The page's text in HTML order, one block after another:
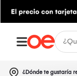
¿Dónde te gustaría